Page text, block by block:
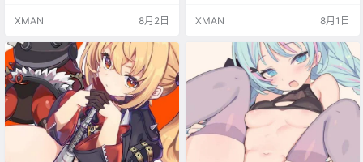
XMAN 8月2日 XMAN 8月1日